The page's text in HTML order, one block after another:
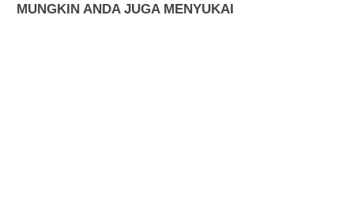
MUNGKIN ANDA JUGA MENYUKAI